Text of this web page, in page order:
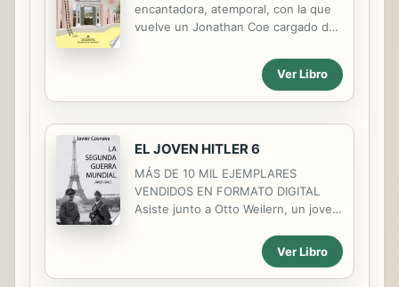
encantadora, atemporal, con la que
vuelve un Jonathan Coe cargado de
y siete, la carrera como compositora
de bandas sonoras de Calista
Frangopoulou, griega afincada en
Tampoco lo hace su vida familiar: su
hija Ariane se va a estudiar a
Australia, sin que aparentemente
eso la entristezca del mismo modo
hija adolescente, Fran, está
pendiente de interrumpir un
embarazo indeseado. Mientras su
Ver Libro
EL JOVEN HITLER 6
MÁS DE 10 MIL EJEMPLARES
VENDIDOS EN FORMATO DIGITAL
Asiste junto a Otto Weilern, un joven
guerra que acabará extendiéndose
por los cinco continentes. Conoce la
vida privada de Hitler y de sus
Ver Libro